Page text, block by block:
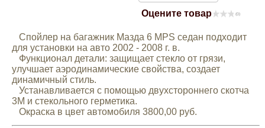
Оцените товар (0)
Спойлер на багажник Мазда 6 MPS седан подходит
для установки на авто 2002 - 2008 г. в.
Функционал детали: защищает стекло от грязи,
улучшает аэродинамические свойства, создает
динамичный стиль.
Устанавливается с помощью двухстороннего скотча
3М и стекольного герметика.
Окраска в цвет автомобиля 3800,00 руб.
Lexus
Mazda
Mercedes-Benz